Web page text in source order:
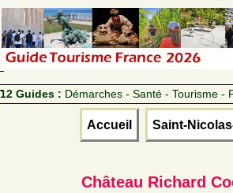
12 Guides : Démarches - Santé - Tourisme -
Accueil Saint-
Château Richard